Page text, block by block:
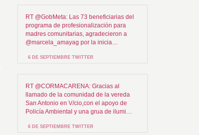
RT @GobMeta: Las 73 beneficiarias del
programa de profesionalización para
madres comunitarias, agradecieron a
@marcela_amayag por la inicia…
6 DE SEPTIEMBRE TWITTER
RT @CORMACARENA: Gracias al
llamado de la comunidad de la vereda
San Antonio en V/cio,con el apoyo de
Policía Ambiental y una grua de ilumi…
6 DE SEPTIEMBRE TWITTER